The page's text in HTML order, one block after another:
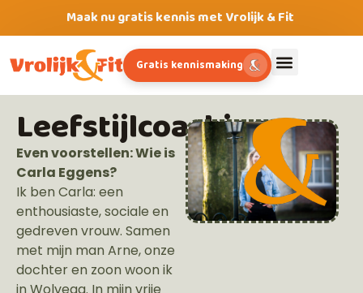
Maak nu gratis kennis met Vrolijk & Fit
Gratis kennismaking
Leefstijlcoaching
Even voorstellen: Wie is
Carla Eggens?
Ik ben Carla: een
enthousiaste, sociale en
gedreven vrouw. Samen
met mijn man Arne, onze
dochter en zoon woon ik
in Wolvega. In mijn vrije